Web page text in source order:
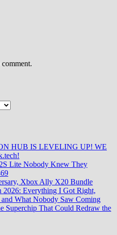
comment.
HUB IS LEVELING UP! WE
Lite Nobody Knew They
Xbox Ally X20 Bundle
2026: Everything I Got Right,
What Nobody Saw Coming
That Could Redraw the